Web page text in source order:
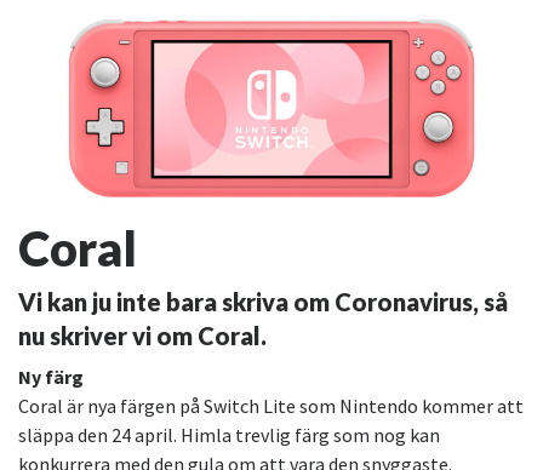
Coral
Vi kan ju inte bara skriva om Coronavirus, så
nu skriver vi om Coral.
Ny färg
Coral är nya färgen på Switch Lite som Nintendo kommer att
släppa den 24 april. Himla trevlig färg som nog kan
konkurrera med den gula om att vara den snyggaste.